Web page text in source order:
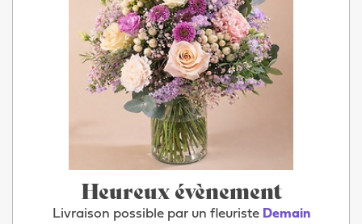
Heureux évènement
Livraison possible par un fleuriste Demain